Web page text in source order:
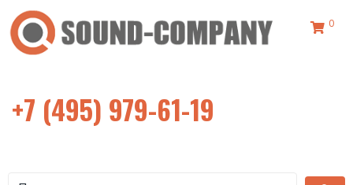
0
+7 (495) 979-61-19